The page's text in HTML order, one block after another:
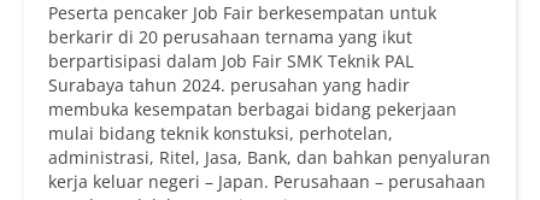
Peserta pencaker Job Fair berkesempatan untuk
berkarir di 20 perusahaan ternama yang ikut
berpartisipasi dalam Job Fair SMK Teknik PAL
Surabaya tahun 2024. perusahan yang hadir
membuka kesempatan berbagai bidang pekerjaan
mulai bidang teknik konstuksi, perhotelan,
administrasi, Ritel, Jasa, Bank, dan bahkan penyaluran
kerja keluar negeri – Japan. Perusahaan – perusahaan